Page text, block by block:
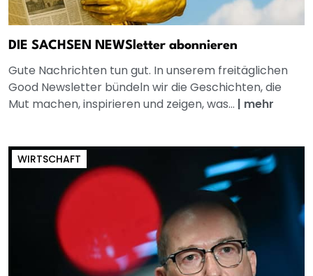
DIE SACHSEN NEWSletter abonnieren
Gute Nachrichten tun gut. In unserem freitäglichen
Good Newsletter bündeln wir die Geschichten, die
Mut machen, inspirieren und zeigen, was... | mehr
WIRTSCHAFT